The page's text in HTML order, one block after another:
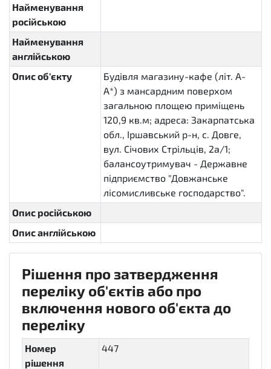
Найменування
російською
Найменування
англійською
Опис об'єкту
Будівля магазину-кафе (літ. А-
А*) з мансардним поверхом
загальною площею приміщень
120,9 кв.м; адреса: Закарпатська
обл., Іршавський р-н, с. Довге,
вул. Січових Стрільців, 2а/1;
балансоутримувач - Державне
підприємство "Довжанське
лісомисливське господарство".
Опис російською
Опис англійською
Рішення про затвердження
переліку об'єктів або про
включення нового об'єкта до
переліку
Номер
рішення
447